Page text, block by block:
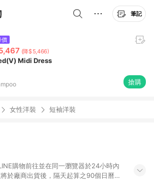
筆記
價
(降$5,466)
Midi Dress
搶購
女性洋裝 短袖洋裝
於廠商出貨後，隔天起算之90個日曆天